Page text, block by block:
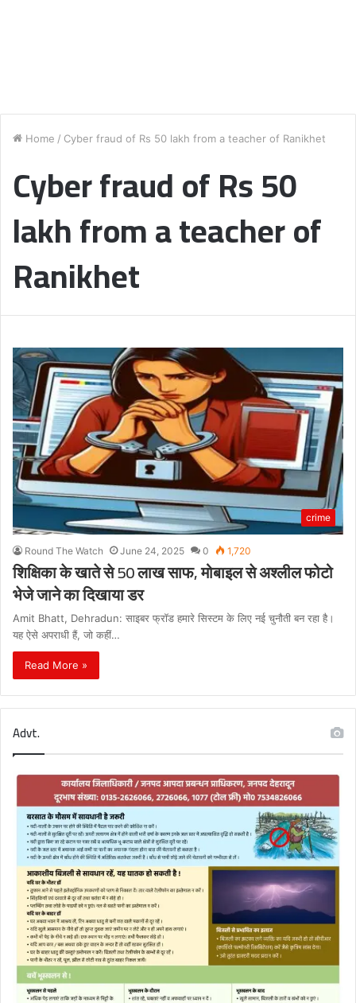
Home / Cyber ​​fraud of Rs 50 lakh from a teacher of Ranikhet
Cyber ​​fraud of Rs 50
lakh from a teacher of
Ranikhet
crime
Round The Watch June 24, 2025 0 1,720
शिक्षिका के खाते से 50 लाख साफ, मोबाइल से अश्लील फोटो
भेजे जाने का दिखाया डर
Amit Bhatt, Dehradun: साइबर फ्रॉड हमारे सिस्टम के लिए नई चुनौती बन रहा है।
यह ऐसे अपराधी हैं, जो कहीं…
Read More »
Advt.